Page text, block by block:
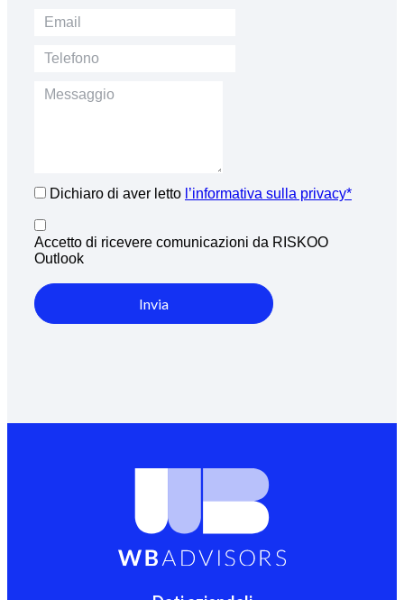
Dichiaro di aver letto l’informativa sulla privacy*
Accetto di ricevere comunicazioni da RISKOO
Outlook
Invia